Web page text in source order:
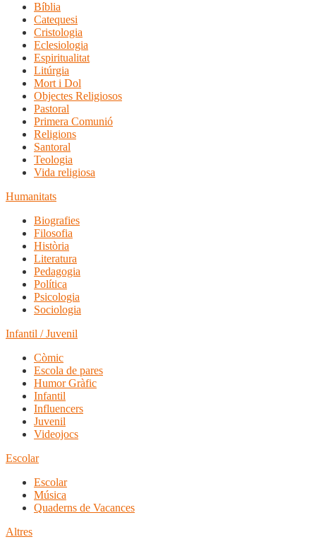
Bíblia
Catequesi
Cristologia
Eclesiologia
Espiritualitat
Litúrgia
Mort i Dol
Objectes Religiosos
Pastoral
Primera Comunió
Religions
Santoral
Teologia
Vida religiosa
Humanitats
Biografies
Filosofia
Història
Literatura
Pedagogia
Política
Psicologia
Sociologia
Infantil / Juvenil
Còmic
Escola de pares
Humor Gràfic
Infantil
Influencers
Juvenil
Videojocs
Escolar
Escolar
Música
Quaderns de Vacances
Altres